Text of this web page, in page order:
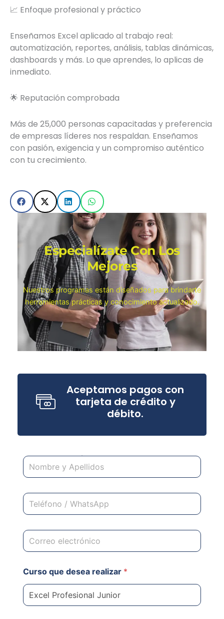
📈 Enfoque profesional y práctico
Enseñamos Excel aplicado al trabajo real:
automatización, reportes, análisis, tablas dinámicas,
dashboards y más. Lo que aprendes, lo aplicas de
inmediato.
🌟 Reputación comprobada
Más de 25,000 personas capacitadas y preferencia
de empresas líderes nos respaldan. Enseñamos
con pasión, exigencia y un compromiso auténtico
con tu crecimiento.
Especialízate Con Los
Mejores
Nuestros programas están diseñados para brindarte
herramientas prácticas y conocimiento actualizado.
Aceptamos pagos con
tarjeta de crédito y
débito.
🎓 Inscríbete ahora
Curso que desea realizar *